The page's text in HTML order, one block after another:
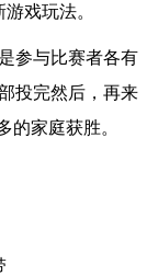
戏玩法。
参与比赛者各有
投完然后，再来
的家庭获胜。